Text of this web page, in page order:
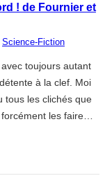
! de Fournier et
Science-Fiction
toujours autant
à la clef. Moi
tous les clichés que
les faire…